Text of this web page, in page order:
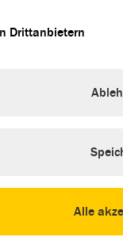
Drittanbietern
Alle